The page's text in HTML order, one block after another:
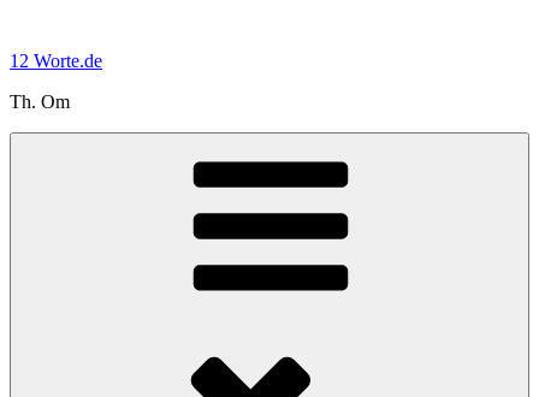
springen
12 Worte.de
Th. Om